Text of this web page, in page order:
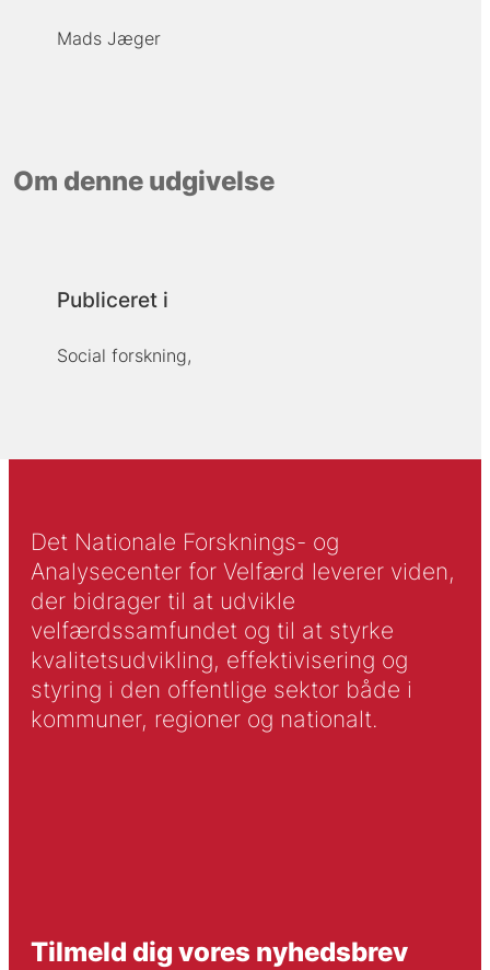
Mads Jæger
Om denne udgivelse
Publiceret i
Social forskning,
Det Nationale Forsknings- og
Analysecenter for Velfærd leverer viden,
der bidrager til at udvikle
velfærdssamfundet og til at styrke
kvalitetsudvikling, effektivisering og
styring i den offentlige sektor både i
kommuner, regioner og nationalt.
Tilmeld dig vores nyhedsbrev